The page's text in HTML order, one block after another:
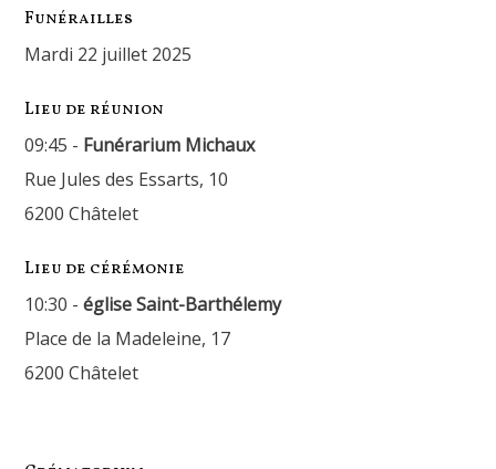
Funérailles
mardi 22 juillet 2025
Lieu de réunion
09:45 - Funérarium Michaux
Rue Jules des Essarts, 10
6200 Châtelet
Lieu de cérémonie
10:30 -église Saint-Barthélemy
Place de la Madeleine, 17
6200 Châtelet